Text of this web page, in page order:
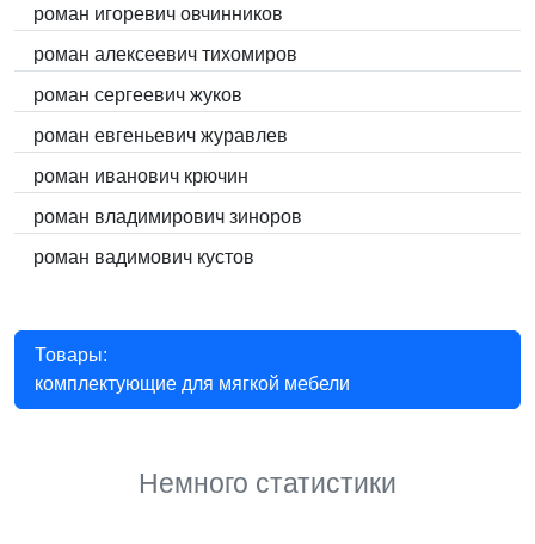
роман игоревич овчинников
роман алексеевич тихомиров
роман сергеевич жуков
роман евгеньевич журавлев
роман иванович крючин
роман владимирович зиноров
роман вадимович кустов
Товары:
комплектующие для мягкой мебели
Немного статистики